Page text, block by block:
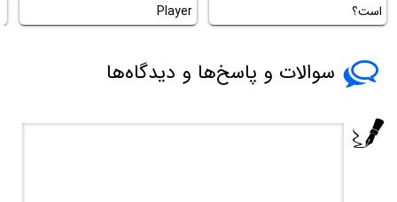
است؟
Player
سوالات و پاسخ‌ها و دیدگاه‌ها